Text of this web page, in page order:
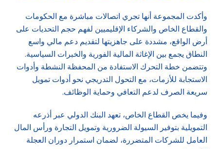
وأكدت المجموعة أنها تجري اتصالات مباشرة مع الحكومات
والقطاع الخاص والشركاء الإقليميين لفهم حجم التحديات على
أرض الواقع، مشددة على جاهزيتها لتقديم دعم مالي واسع
النطاق يجمع بين الإغاثة المالية الفورية والخبرات السياسية.
وتتضمن خطة التحرك الاستفادة من المحفظة النشطة وأدوات
الاستجابة للأزمات، مع التحول التدريجي نحو أدوات تمويل
سريعة الصرف لدعم التعافي وحماية الوظائف.
وفيما يخص القطاع الخاص، تعهد البنك الدولي عبر أذرعه
التمويلية بتوفير السيولة الضرورية وتمويل التجارة ورأس المال
العامل للشركات المتضررة، لضمان استمرار دوران العجلة